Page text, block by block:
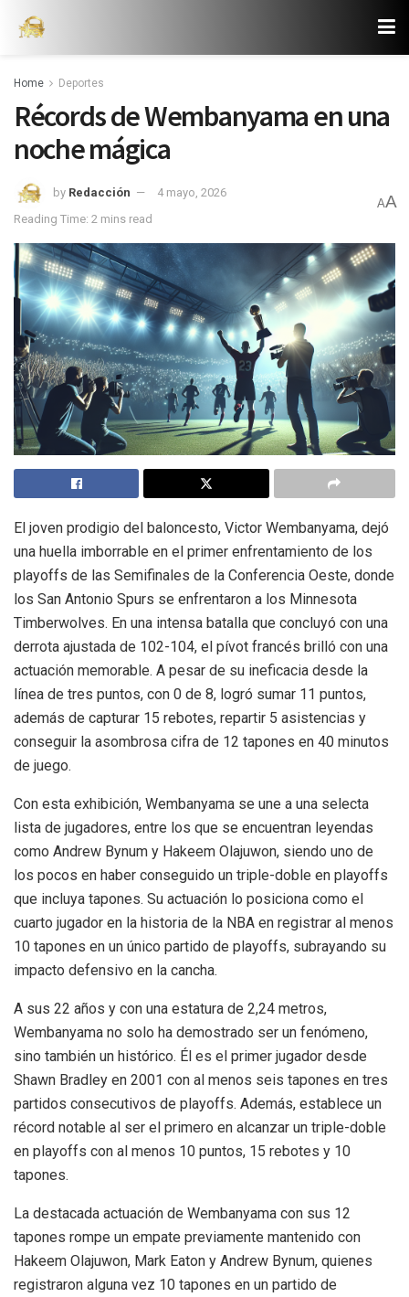
Home Deportes
Récords de Wembanyama en una
noche mágica
by Redacción
4 mayo, 2026
Reading Time: 2 mins read
AA
El joven prodigio del baloncesto, Victor Wembanyama, dejó
una huella imborrable en el primer enfrentamiento de los
playoffs de las Semifinales de la Conferencia Oeste, donde
los San Antonio Spurs se enfrentaron a los Minnesota
Timberwolves. En una intensa batalla que concluyó con una
derrota ajustada de 102-104, el pívot francés brilló con una
actuación memorable. A pesar de su ineficacia desde la
línea de tres puntos, con 0 de 8, logró sumar 11 puntos,
además de capturar 15 rebotes, repartir 5 asistencias y
conseguir la asombrosa cifra de 12 tapones en 40 minutos
de juego.
Con esta exhibición, Wembanyama se une a una selecta
lista de jugadores, entre los que se encuentran leyendas
como Andrew Bynum y Hakeem Olajuwon, siendo uno de
los pocos en haber conseguido un triple-doble en playoffs
que incluya tapones. Su actuación lo posiciona como el
cuarto jugador en la historia de la NBA en registrar al menos
10 tapones en un único partido de playoffs, subrayando su
impacto defensivo en la cancha.
A sus 22 años y con una estatura de 2,24 metros,
Wembanyama no solo ha demostrado ser un fenómeno,
sino también un histórico. Él es el primer jugador desde
Shawn Bradley en 2001 con al menos seis tapones en tres
partidos consecutivos de playoffs. Además, establece un
récord notable al ser el primero en alcanzar un triple-doble
en playoffs con al menos 10 puntos, 15 rebotes y 10
tapones.
La destacada actuación de Wembanyama con sus 12
tapones rompe un empate previamente mantenido con
Hakeem Olajuwon, Mark Eaton y Andrew Bynum, quienes
registraron alguna vez 10 tapones en un partido de